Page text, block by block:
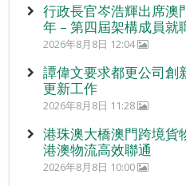
行政長官岑浩輝出席澳
年 – 第四屆架構成員就
2026年8月8日 12:04
譚偉文要求都更公司創
更新工作
2026年8月8日 11:28
港珠澳大橋澳門跨境貨
港澳物流高效聯通
2026年8月8日 10:00